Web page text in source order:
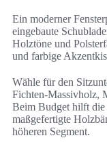
Ein moderner
eingebaute
Holztöne und
und farbige
Wähle für den
Fichten-Massivholz,
Beim Budget hilft
maßgefertigte
höheren Segment.